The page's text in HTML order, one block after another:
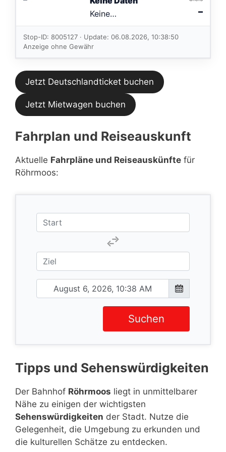
Keine
Verbindungen
im aktuellen
Feed.
–
Stop-ID: 8005127 · Update: 06.08.2026, 10:38:50
Anzeige ohne Gewähr
Jetzt Deutschlandticket buchen
Jetzt Mietwagen buchen
Fahrplan und Reiseauskunft
Aktuelle Fahrpläne und Reiseauskünfte für
Röhrmoos:
Suchen
Tipps und Sehenswürdigkeiten
Der Bahnhof Röhrmoos liegt in unmittelbarer
Nähe zu einigen der wichtigsten
Sehenswürdigkeiten der Stadt. Nutze die
Gelegenheit, die Umgebung zu erkunden und
die kulturellen Schätze zu entdecken.